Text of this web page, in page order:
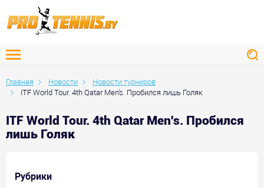
Главная Новости
Новости турниров
ITF World Tour. 4th Qatar Men's. Пробился лишь Голяк
ITF World Tour. 4th Qatar Men's. Пробился
лишь Голяк
Рубрики